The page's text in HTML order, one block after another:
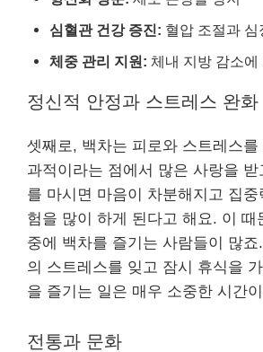
심혈관 건강 증진: 혈압 조절과
체중 관리 지원: 체내 지방 감소에
정신적 안정과 스트레스 완화
셋째로, 백차는 피로와 스트레스를
과적이라는 점에서 많은 사랑을
를 마시면 마음이 차분해지고 집중
험을 많이 하게 된다고 해요. 이 때
중에 백차를 즐기는 사람들이 많
의 스트레스를 잊고 잠시 휴식을
을 즐기는 일은 매우 소중한 시간
전통과 문화